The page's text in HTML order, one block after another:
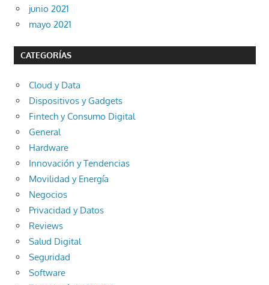
junio 2021
mayo 2021
CATEGORÍAS
Cloud y Data
Dispositivos y Gadgets
Fintech y Consumo Digital
General
Hardware
Innovación y Tendencias
Movilidad y Energía
Negocios
Privacidad y Datos
Reviews
Salud Digital
Seguridad
Software